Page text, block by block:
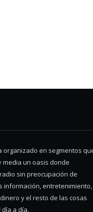
organizado en segmentos
media un oasis donde
sin preocupación de
información, entretenimiento,
y el resto de las cosas
a día.